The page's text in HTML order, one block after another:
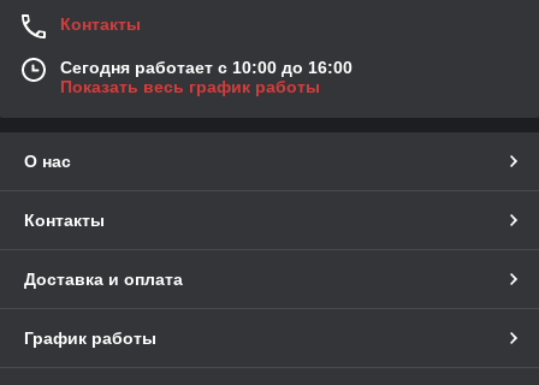
Контакты
Сегодня работает с 10:00 до 16:00
Показать весь график работы
О нас
Контакты
Доставка и оплата
График работы